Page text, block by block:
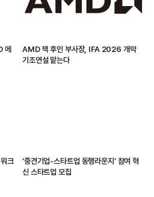
메
AMD 잭 후인 부사장, IFA 2026 개막
기조연설 맡는다
크
‘중견기업-스타트업 동행라운지’ 참여 혁
신 스타트업 모집